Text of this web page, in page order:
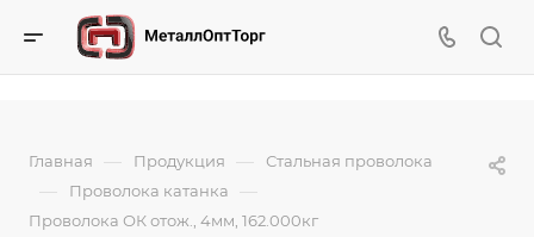
Главная — Продукция — Стальная проволока
— Проволока катанка —
Проволока ОК отож., 4мм, 162.000кг